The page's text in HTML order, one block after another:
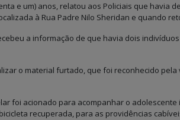
e um) anos, relatou aos Policiais que havia
à Rua Padre Nilo Sheridan e quando
a informação de que havia dois
o material furtado, que foi reconhecido
foi acionado para acompanhar o
recuperada, para as providências